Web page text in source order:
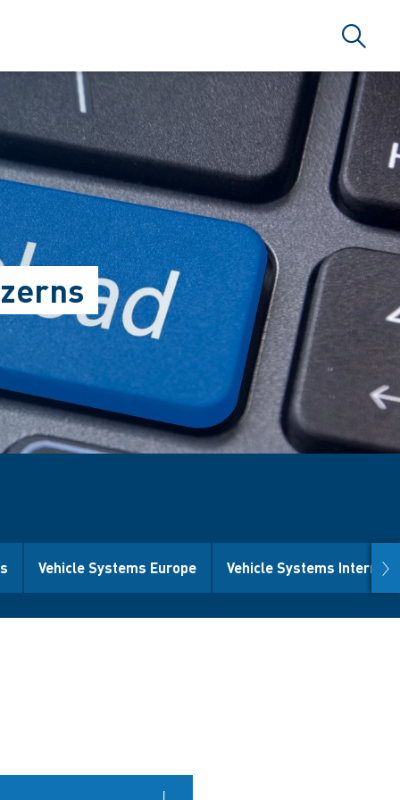
Suche
Vehicle Systems Europe Vehicle Systems